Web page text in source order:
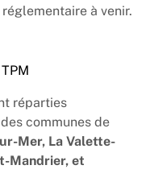
à venir.
réparties
communes de
Mer, La Valette-
Mandrier, et